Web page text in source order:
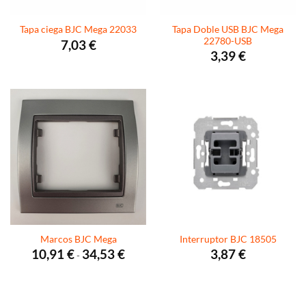
Tapa ciega BJC Mega 22033
7,03€
Tapa Doble USB BJC Mega
22780-USB
3,39€
Marcos BJC Mega
10,91€- 34,53€Rango
de
Interruptor BJC 18505
3,87€